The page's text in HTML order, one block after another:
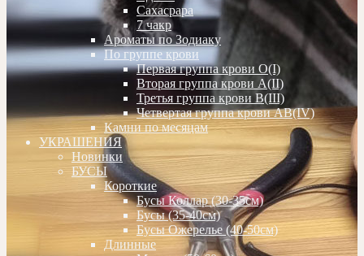
Сахасрара
7 чакр
Ароматы по Зодиаку
По группе крови
Первая группа крови О(I)
Вторая группа крови А(II)
Третья группа крови В(III)
Четвертая группа крови АВ(IV)
Камни по месяцам
УКРАШЕНИЯ
Новинки
БУСЫ
Короткие
Бусы Коллар (30-35см)
Бусы (35-40см)
Бусы Ожерелье (40-50см)
Длинные